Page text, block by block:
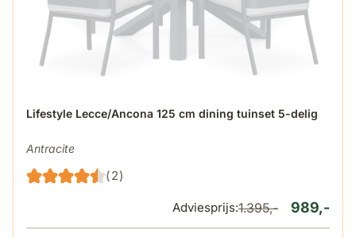
Lifestyle Lecce/Ancona 125 cm dining tuinset 5-delig
Antracite
(2)
De prijs is afhankelijk van de gekozen opties op de
989,-
Adviesprijs:1.395,-